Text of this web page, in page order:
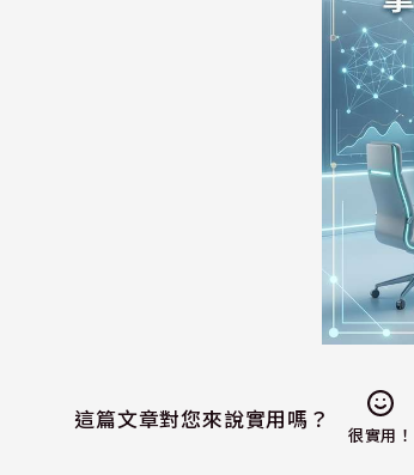
這篇文章對您來說實用嗎？
很實用！